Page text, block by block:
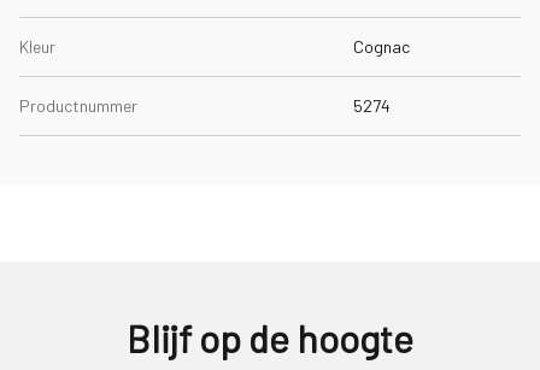
Kleur Cognac
Productnummer 5274
Blijf op de hoogte